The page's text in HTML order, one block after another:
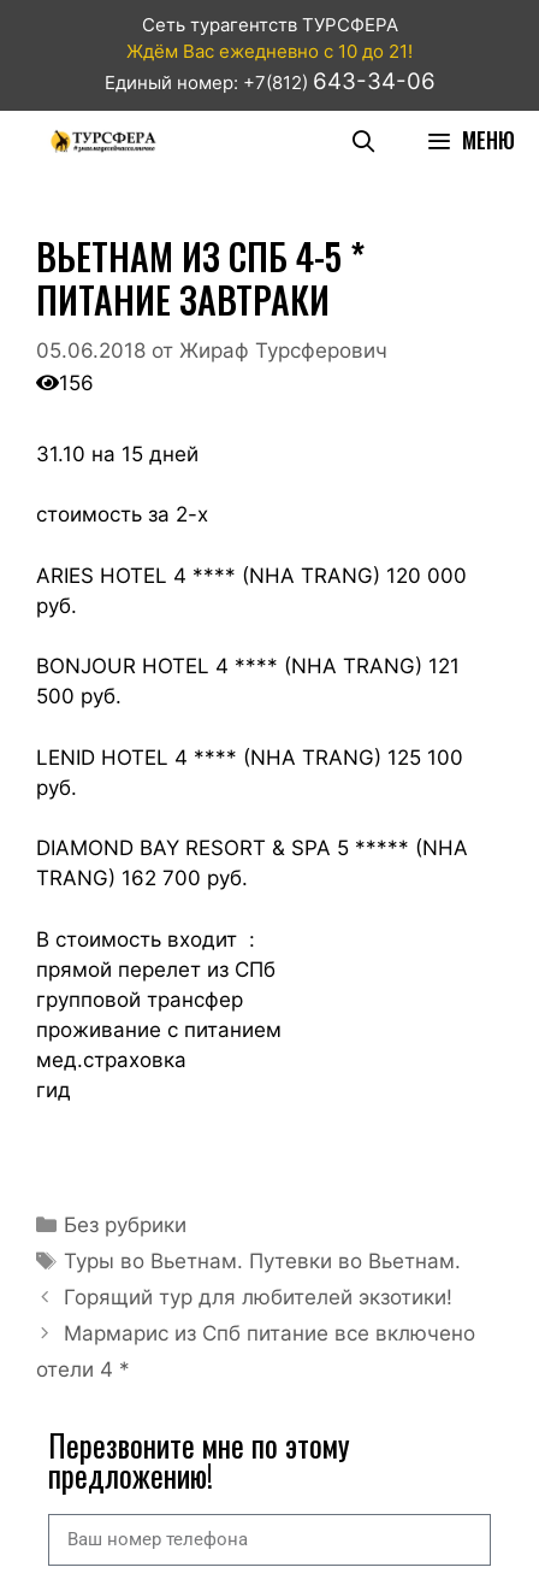
Сеть турагентств ТУРСФЕРА
Ждём Вас ежедневно с 10 до 21!
Единый номер: +7(812) 643-34-06
МЕНЮ
ВЬЕТНАМ ИЗ СПБ 4-5 *
ПИТАНИЕ ЗАВТРАКИ
05.06.2018 от Жираф Турсферович
156
31.10 на 15 дней
стоимость за 2-х
ARIES HOTEL 4 **** (NHA TRANG) 120 000
руб.
BONJOUR HOTEL 4 **** (NHA TRANG) 121
500 руб.
LENID HOTEL 4 **** (NHA TRANG) 125 100
руб.
DIAMOND BAY RESORT & SPA 5 ***** (NHA
TRANG) 162 700 руб.
В стоимость входит :
прямой перелет из СПб
групповой трансфер
проживание с питанием
мед.страховка
гид
Без рубрики
Туры во Вьетнам. Путевки во Вьетнам.
Горящий тур для любителей экзотики!
Мармарис из Спб питание все включено
отели 4 *
Перезвоните мне по этому
предложению!